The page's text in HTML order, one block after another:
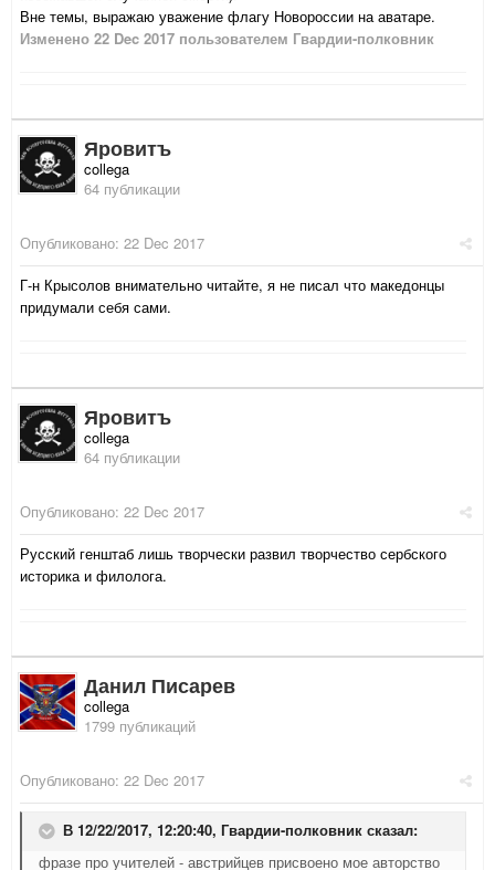
Вне темы, выражаю уважение флагу Новороссии на аватаре.
Изменено 22 Dec 2017 пользователем Гвардии-полковник
Яровитъ
collega
64 публикации
Опубликовано: 22 Dec 2017
Г-н Крысолов внимательно читайте, я не писал что македонцы
придумали себя сами.
Яровитъ
collega
64 публикации
Опубликовано: 22 Dec 2017
Русский генштаб лишь творчески развил творчество сербского
историка и филолога.
Данил Писарев
collega
1799 публикаций
Опубликовано: 22 Dec 2017
В 12/22/2017, 12:20:40, Гвардии-полковник сказал:
фразе про учителей - австрийцев присвоено мое авторство